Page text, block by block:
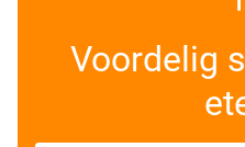
Voordelig